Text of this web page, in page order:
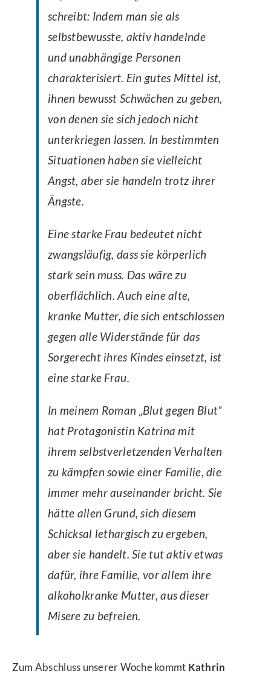
schreibt: Indem man sie als
selbstbewusste, aktiv handelnde
und unabhängige Personen
charakterisiert. Ein gutes Mittel ist,
ihnen bewusst Schwächen zu geben,
von denen sie sich jedoch nicht
unterkriegen lassen. In bestimmten
Situationen haben sie vielleicht
Angst, aber sie handeln trotz ihrer
Ängste.
Eine starke Frau bedeutet nicht
zwangsläufig, dass sie körperlich
stark sein muss. Das wäre zu
oberflächlich. Auch eine alte,
kranke Mutter, die sich entschlossen
gegen alle Widerstände für das
Sorgerecht ihres Kindes einsetzt, ist
eine starke Frau.
In meinem Roman „Blut gegen Blut“
hat Protagonistin Katrina mit
ihrem selbstverletzenden Verhalten
zu kämpfen sowie einer Familie, die
immer mehr auseinander bricht. Sie
hätte allen Grund, sich diesem
Schicksal lethargisch zu ergeben,
aber sie handelt. Sie tut aktiv etwas
dafür, ihre Familie, vor allem ihre
alkoholkranke Mutter, aus dieser
Misere zu befreien.
Zum Abschluss unserer Woche kommt Kathrin